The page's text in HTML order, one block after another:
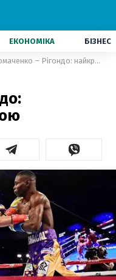
ЕКОНОМІКА БІЗНЕС
Ломаченко – Рігондо: найкрутіші фото бою